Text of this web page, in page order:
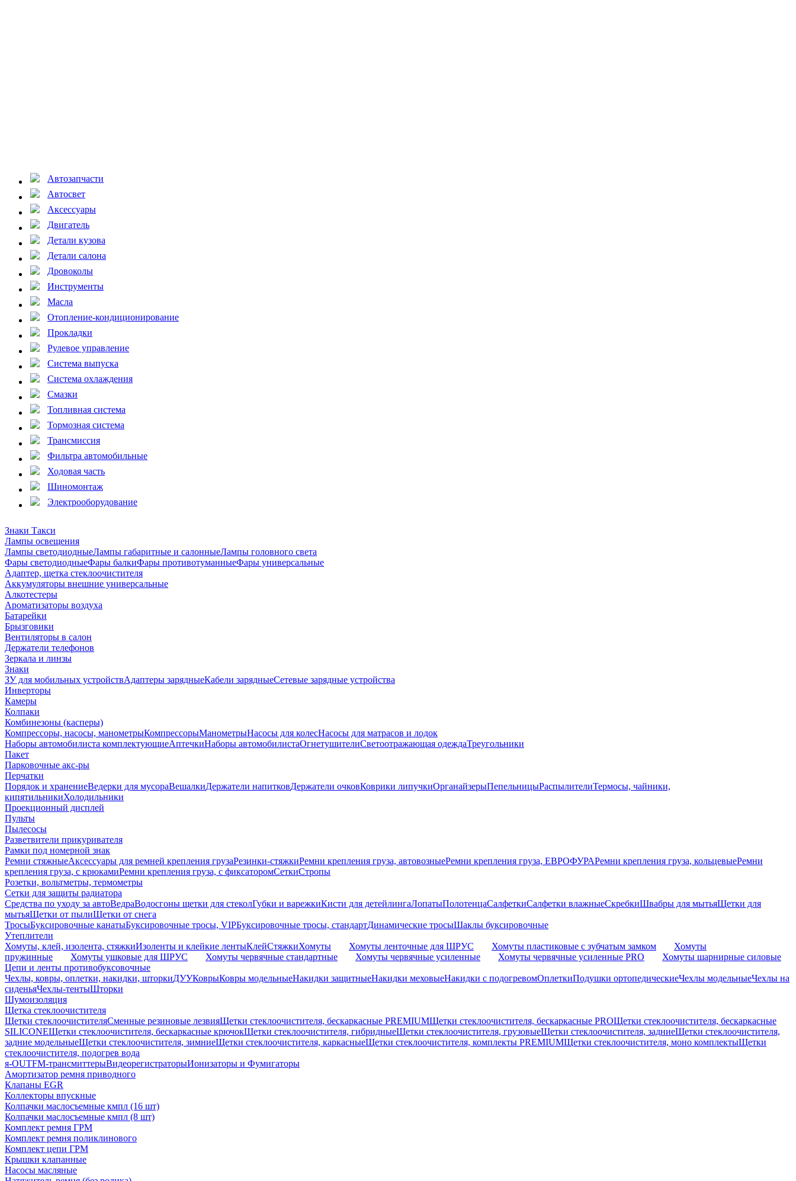
Автозапчасти
Автосвет
Аксессуары
Двигатель
Детали кузова
Детали салона
Дровоколы
Инструменты
Масла
Отопление-кондиционирование
Прокладки
Рулевое управление
Система выпуска
Система охлаждения
Смазки
Топливная система
Тормозная система
Трансмиссия
Фильтра автомобильные
Ходовая часть
Шиномонтаж
Электрооборудование
Знаки Такси
Лампы освещения
Лампы светодиодныеЛампы габаритные и салонныеЛампы головного света
Фары светодиодныеФары балкиФары противотуманныеФары универсальные
Адаптер, щетка стеклоочистителя
Аккумуляторы внешние универсальные
Алкотестеры
Ароматизаторы воздуха
Батарейки
Брызговики
Вентиляторы в салон
Держатели телефонов
Зеркала и линзы
Знаки
ЗУ для мобильных устройствАдаптеры зарядныеКабели зарядныеСетевые зарядные устройства
Инверторы
Камеры
Колпаки
Комбинезоны (касперы)
Компрессоры, насосы, манометрыКомпрессорыМанометрыНасосы для колесНасосы для матрасов и лодок
Наборы автомобилиста комплектующиеАптечкиНаборы автомобилистаОгнетушителиСветоотражающая одеждаТреугольники
Пакет
Парковочные акс-ры
Перчатки
Порядок и хранениеВедерки для мусораВешалкиДержатели напитковДержатели очковКоврики липучкиОрганайзерыПепельницыРаспылителиТермосы, чайники,
кипятильникиХолодильники
Проекционный дисплей
Пульты
Пылесосы
Разветвители прикуривателя
Рамки под номерной знак
Ремни стяжныеАксессуары для ремней крепления грузаРезинки-стяжкиРемни крепления груза, автовозныеРемни крепления груза, ЕВРОФУРАРемни крепления груза, кольцевыеРемни
крепления груза, с крюкамиРемни крепления груза, с фиксаторомСеткиСтропы
Розетки, вольтметры, термометры
Сетки для защиты радиатора
Средства по уходу за автоВедраВодосгоны щетки для стеколГубки и варежкиКисти для детейлингаЛопатыПолотенцаСалфеткиСалфетки влажныеСкребкиШвабры для мытьяЩетки для
мытьяЩетки от пылиЩетки от снега
ТросыБуксировочные канатыБуксировочные тросы, VIPБуксировочные тросы, стандартДинамические тросыШаклы буксировочные
Утеплители
Хомуты, клей, изолента, стяжкиИзоленты и клейкие лентыКлейСтяжкиХомуты Хомуты ленточные для ШРУС Хомуты пластиковые с зубчатым замком
Хомуты
пружинные
Хомуты ушковые для ШРУС Хомуты червячные стандартные Хомуты червячные усиленные Хомуты червячные усиленные PRO
Хомуты шарнирные силовые
Цепи и ленты противобуксовочные
Чехлы, ковры, оплетки, накидки, шторкиДУУКоврыКовры модельныеНакидки защитныеНакидки меховыеНакидки с подогревомОплеткиПодушки ортопедическиеЧехлы модельныеЧехлы на
сиденьяЧехлы-тентыШторки
Шумоизоляция
Щетка стеклоочистителя
Щетки стеклоочистителяСменные резиновые лезвияЩетки стеклоочистителя, бескаркасные PREMIUMЩетки стеклоочистителя, бескаркасные PROЩетки стеклоочистителя, бескаркасные
SILICONEЩетки стеклоочистителя, бескаркасные крючокЩетки стеклоочистителя, гибридныеЩетки стеклоочистителя, грузовыеЩетки стеклоочистителя, задниеЩетки стеклоочистителя,
задние модельныеЩетки стеклоочистителя, зимниеЩетки стеклоочистителя, каркасныеЩетки стеклоочистителя, комплекты PREMIUMЩетки стеклоочистителя, моно комплектыЩетки
стеклоочистителя, подогрев вода
я-OUTFM-трансмиттерыВидеорегистраторыИонизаторы и Фумигаторы
Амортизатор ремня приводного
Клапаны EGR
Коллекторы впускные
Колпачки маслосъемные кмпл (16 шт)
Колпачки маслосъемные кмпл (8 шт)
Комплект ремня ГРМ
Комплект ремня поликлинового
Комплект цепи ГРМ
Крышки клапанные
Насосы масляные